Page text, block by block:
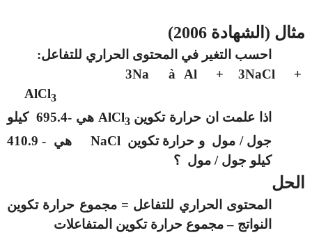
مثال (الشهادة 2006)
احسب التغير في المحتوى الحراري للتفاعل:
3Na à Al + 3NaCl
+
AlCl3
اذا علمت ان حرارة تكوين AlCl3
هي -695.4 كيلو
جول / مول و حرارة تكوين NaCl
هي - 410.9
كيلو جول / مول ؟
الحل
المحتوى الحراري للتفاعل = مجموع حرارة تكوين
النواتج – مجموع حرارة تكوين المتفاعلات